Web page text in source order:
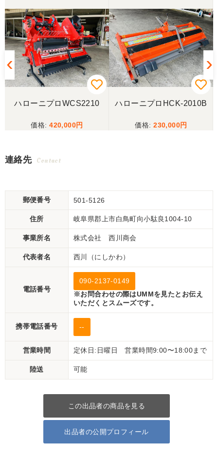
ハローニプロWCS2210
420,000
ハローニプロHCK-2010B
230,000
連絡先 Contact
郵便番号 501-5126
住所 岐阜県郡上市白鳥町向小駄良1004-10
事業所名 株式会社 西川商会
代表者名 西川（にしかわ）
電話番号
090-2137-0149
※お問合わせの際はUMMを見たとお伝え
いただくとスムーズです。
携帯電話番号 --
営業時間 定休日:日曜日 営業時間9:00〜18:00まで
陸送 可能
この出品者の商品を見る
出品者の公開プロフィール